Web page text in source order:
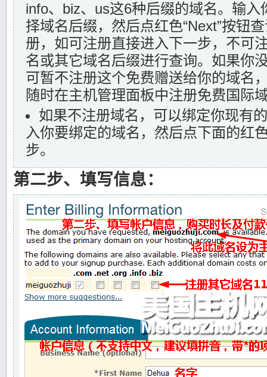
info、biz、us这6种后缀的域名。输
择域名后缀，然后点红色“Next”按钮
册，如可注册直接进入下一步，不可
名或其它域名后缀进行查询。如果你
可暂不注册这个免费赠送给你的域名
随时在主机管理面板中注册免费国际
如果不注册域名，可以绑定你现有
入你要绑定的域名，然后点下面的红
步。
第二步、填写信息：